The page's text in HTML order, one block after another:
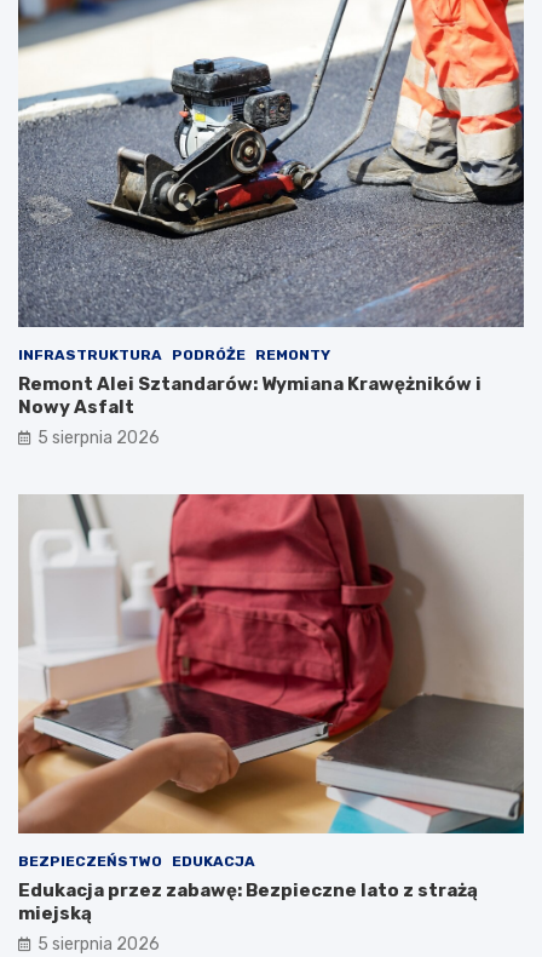
INFRASTRUKTURA PODRÓŻE REMONTY
Remont Alei Sztandarów: Wymiana Krawężników i
Nowy Asfalt
5 sierpnia 2026
BEZPIECZEŃSTWO EDUKACJA
Edukacja przez zabawę: Bezpieczne lato z strażą
miejską
5 sierpnia 2026